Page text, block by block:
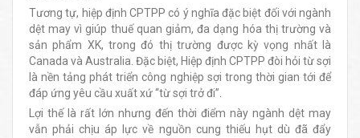
Tương tự, hiệp định CPTPP có ý nghĩa đặc biệt đối với ngành
dệt may vì giúp thuế quan giảm, đa dạng hóa thị trường và
sản phẩm XK, trong đó thị trường được kỳ vọng nhất là
Canada và Australia. Đặc biệt, Hiệp định CPTPP đòi hỏi từ sợi
là nền tảng phát triển công nghiệp sợi trong thời gian tới để
đáp ứng yêu cầu xuất xứ “từ sợi trở đi”.
Lợi thế là rất lớn nhưng đến thời điểm này ngành dệt may
vẫn phải chịu áp lực về nguồn cung thiếu hụt dù đã đẩy